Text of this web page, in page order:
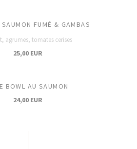
SAUMON FUMÉ & GAMBAS
agrumes, tomates cerises
25,00 EUR
BOWL AU SAUMON
24,00 EUR